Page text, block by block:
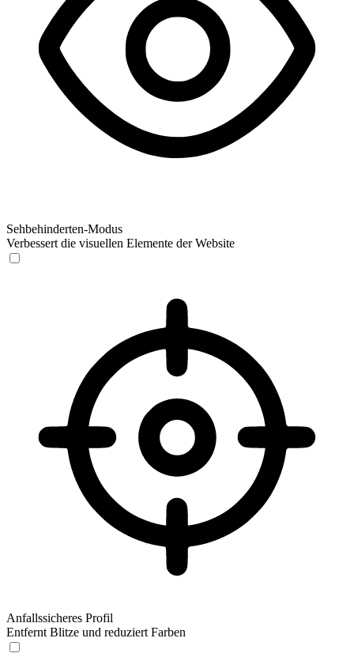
Sehbehinderten-Modus
Verbessert die visuellen Elemente der Website
Anfallssicheres Profil
Entfernt Blitze und reduziert Farben